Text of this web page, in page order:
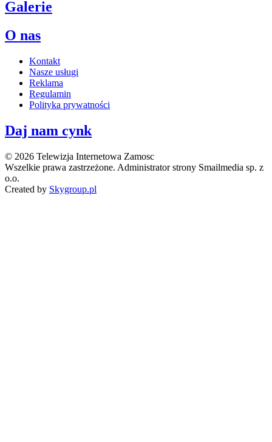
Galerie
O nas
Kontakt
Nasze usługi
Reklama
Regulamin
Polityka prywatności
Daj nam cynk
© 2026 Telewizja Internetowa Zamosc
Wszelkie prawa zastrzeżone. Administrator strony Smailmedia sp. z
o.o.
Created by Skygroup.pl